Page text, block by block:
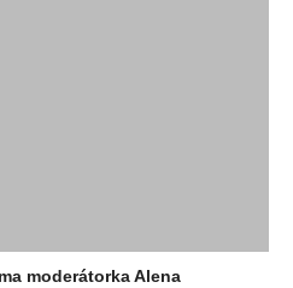
moderátorka Alena